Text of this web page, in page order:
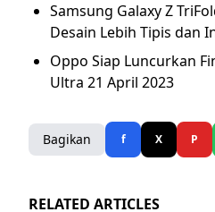
Samsung Galaxy Z
Desain Lebih Tipis dan
Oppo Siap Luncurkan
Ultra 21 April 2023
Bagikan f X P
RELATED ARTICLES